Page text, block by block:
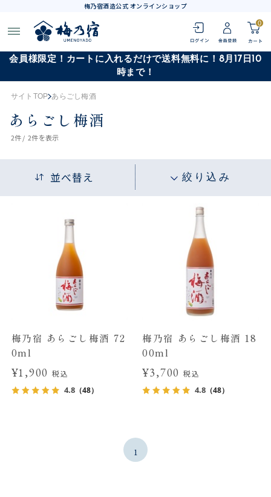
梅乃宿酒造公式 オンラインショップ
0
会員様限定！カートに入れるだけで送料無料に！8月17日10
時まで！
サイトTOP あらごし梅酒
あらごし梅酒
2件 / 2件を表示
並べ替え 絞り込み
梅乃宿 あらごし梅酒 72
0ml
¥1,900税込
4.8（48）
梅乃宿 あらごし梅酒 18
00ml
¥3,700 税込
4.8 （48）
1